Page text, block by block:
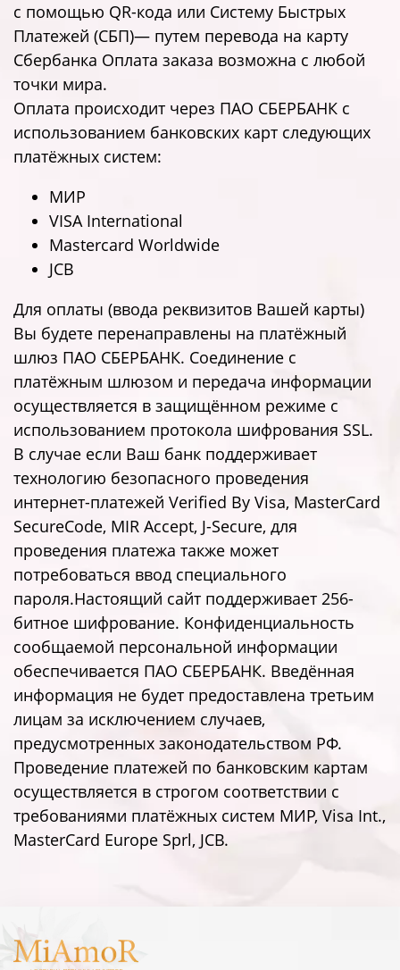
с помощью QR-кода или Систему Быстрых
Платежей (СБП)— путем перевода на карту
Сбербанка Оплата заказа возможна с любой
точки мира.
Оплата происходит через ПАО СБЕРБАНК с
использованием банковских карт следующих
платёжных систем:
МИР
VISA International
Mastercard Worldwide
JCB
Для оплаты (ввода реквизитов Вашей карты)
Вы будете перенаправлены на платёжный
шлюз ПАО СБЕРБАНК. Соединение с
платёжным шлюзом и передача информации
осуществляется в защищённом режиме с
использованием протокола шифрования SSL.
В случае если Ваш банк поддерживает
технологию безопасного проведения
интернет-платежей Verified By Visa, MasterCard
SecureCode, MIR Accept, J-Secure, для
проведения платежа также может
потребоваться ввод специального
пароля.Настоящий сайт поддерживает 256-
битное шифрование. Конфиденциальность
сообщаемой персональной информации
обеспечивается ПАО СБЕРБАНК. Введённая
информация не будет предоставлена третьим
лицам за исключением случаев,
предусмотренных законодательством РФ.
Проведение платежей по банковским картам
осуществляется в строгом соответствии с
требованиями платёжных систем МИР, Visa Int.,
MasterCard Europe Sprl, JCB.